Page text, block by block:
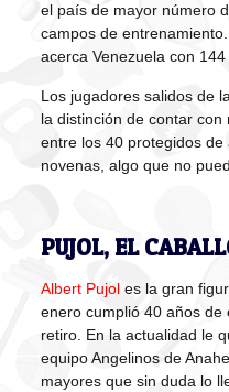
el país de mayor número
campos de
acerca Venezuela con
Los jugadores salidos de
la distinción de contar
entre los 40 protegidos
novenas, algo que no
PUJOL, EL
Albert Pujoles la gran
enero cumplió 40 años
retiro. En la actualidad le
equipo Angelinos de
mayores que sin duda lo